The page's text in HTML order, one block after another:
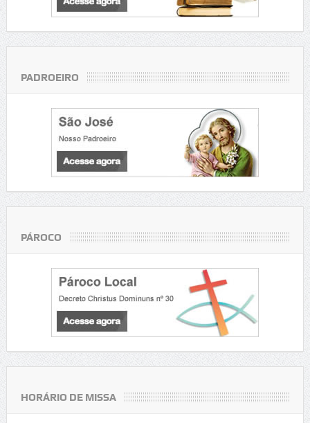
PADROEIRO
PÁROCO
HORÁRIO DE MISSA